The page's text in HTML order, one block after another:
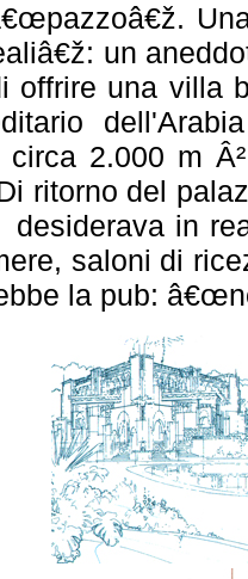
un
offrire una villa
2.000 m
ritorno del
in
saloni di
la pub: